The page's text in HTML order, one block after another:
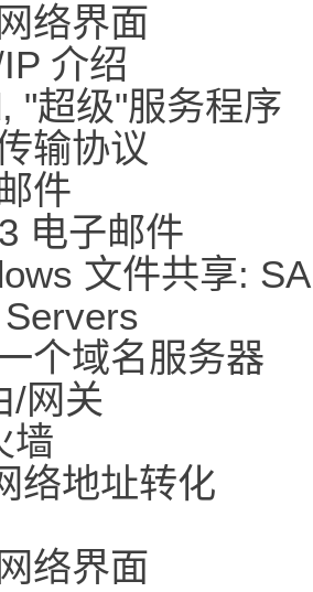
络界面
介绍
"超级"服务程序
输协议
件
电子邮件
文件共享:
个域名服务器
/网关
墙
络地址转化
络界面